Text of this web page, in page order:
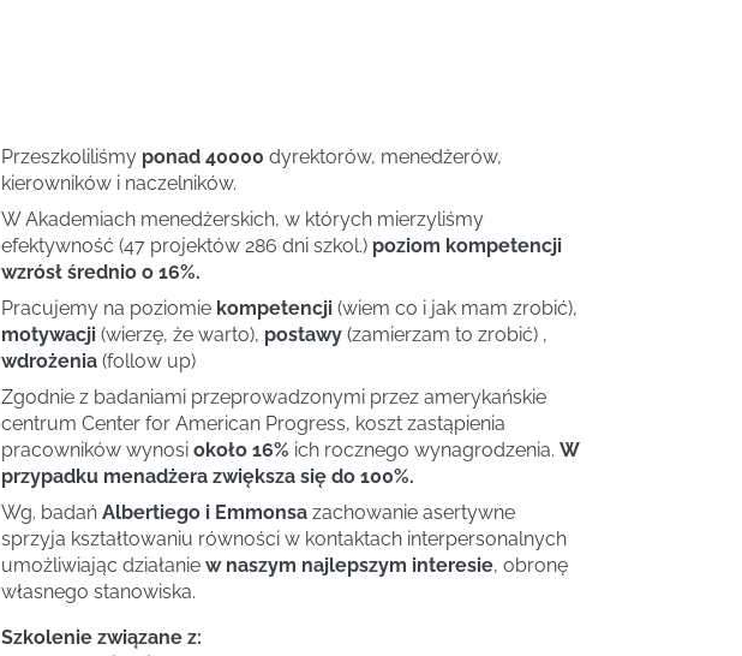
Przeszkoliliśmy ponad 40000 dyrektorów, menedżerów,
kierowników i naczelników.
W Akademiach menedżerskich, w których mierzyliśmy
efektywność (47 projektów 286 dni szkol.) poziom kompetencji
wzrósł średnio o 16%.
Pracujemy na poziomie kompetencji (wiem co i jak mam zrobić),
motywacji (wierzę, że warto), postawy (zamierzam to zrobić) ,
wdrożenia (follow up)
Zgodnie z badaniami przeprowadzonymi przez amerykańskie
centrum Center for American Progress, koszt zastąpienia
pracowników wynosi około 16% ich rocznego wynagrodzenia. W
przypadku menadżera zwiększa się do 100%.
Wg. badań Albertiego i Emmonsa zachowanie asertywne
sprzyja kształtowaniu równości w kontaktach interpersonalnych
umożliwiając działanie w naszym najlepszym interesie, obronę
własnego stanowiska.
Szkolenie związane z: